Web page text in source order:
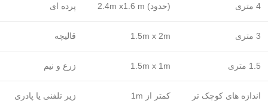
4 متری (حدود) 2.4m x1.6 m پرده ای
3 متری 1.5m x 2m قالیچه
1.5 متری 1.5m x 1m زرع و نیم
اندازه های کوچک تر کمتر از 1m زیر تلفنی یا پادری